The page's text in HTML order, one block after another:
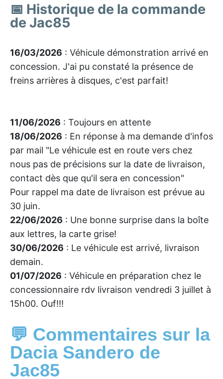
📅 Historique de la commande
de Jac85
16/03/2026 : Véhicule démonstration arrivé en
concession. J'ai pu constaté la présence de
freins arrières à disques, c'est parfait!
11/06/2026 : Toujours en attente
18/06/2026 : En réponse à ma demande d'infos
par mail "Le véhicule est en route vers chez
nous pas de précisions sur la date de livraison,
contact dès que qu'il sera en concession"
Pour rappel ma date de livraison est prévue au
30 juin.
22/06/2026 : Une bonne surprise dans la boîte
aux lettres, la carte grise!
30/06/2026 : Le véhicule est arrivé, livraison
demain.
01/07/2026 : Véhicule en préparation chez le
concessionnaire rdv livraison vendredi 3 juillet à
15h00. Ouf!!!
💬 Commentaires sur la
Dacia Sandero de
Jac85